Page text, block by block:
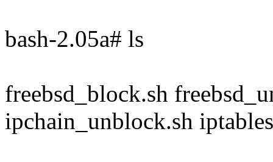
bash-2.05a# ls
freebsd_block.sh
ipchain_unblock.sh